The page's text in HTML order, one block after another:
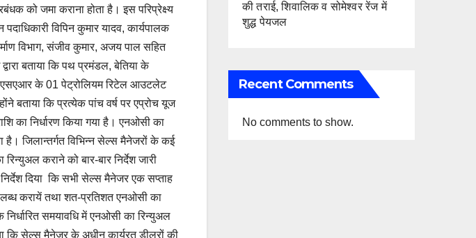
को जमा कराना होता है। इस परिप्रेक्ष्य
विपिन कुमार यादव, कार्यपालक
विभाग, संजीव कुमार, अजय पाल सहित
बताया कि पथ प्रमंडल, बेतिया के
के 01 पेट्रोलियम रिटेल आउटलेट
बताया कि प्रत्येक पांच वर्ष पर एप्रोच यूज
का निर्धारण किया गया है। एनओसी का
है। जिलान्तर्गत विभिन्न सेल्स मैनेजरों के कई
कराने को बार-बार निर्देश जारी
दिया कि सभी सेल्स मैनेजर एक सप्ताह
करायें तथा शत-प्रतिशत एनओसी का
निर्धारित समयावधि में एनओसी का रिन्युअल
कि सेल्स मैनेजर के अधीन कार्यरत डीलरों की
की तराई, शिवालिक व सोमेश्वर रेंज में
शुद्ध पेयजल
Recent Comments
No comments to show.